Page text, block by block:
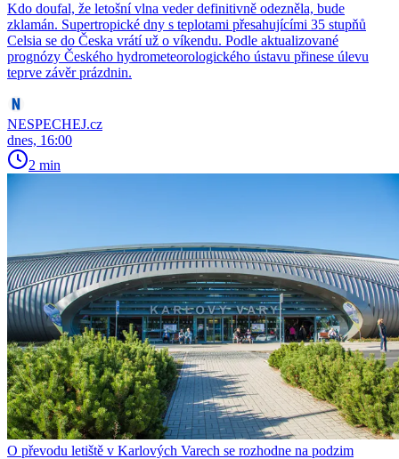
Kdo doufal, že letošní vlna veder definitivně odezněla, bude
zklamán. Supertropické dny s teplotami přesahujícími 35 stupňů
Celsia se do Česka vrátí už o víkendu. Podle aktualizované
prognózy Českého hydrometeorologického ústavu přinese úlevu
teprve závěr prázdnin.
NESPECHEJ.cz
dnes, 16:00
2 min
O převodu letiště v Karlových Varech se rozhodne na podzim